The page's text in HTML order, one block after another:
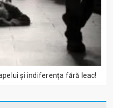
și indiferența fără leac!